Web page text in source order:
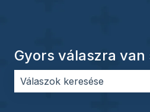
Gyors válaszra